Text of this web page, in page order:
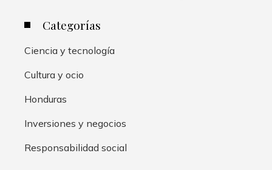
Categorías
Ciencia y tecnología
Cultura y ocio
Honduras
Inversiones y negocios
Responsabilidad social